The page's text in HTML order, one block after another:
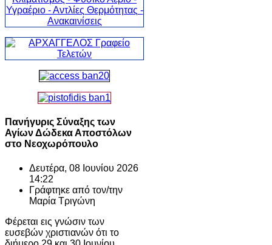
Πανήγυρις Σύναξης των
Αγίων Δώδεκα Αποστόλων
στο Νεοχωρόπουλο
Δευτέρα, 08 Ιουνίου 2026
14:22
Γράφτηκε από τον/την
Μαρία Τριγώνη
Φέρεται εις γνώσιν των
ευσεβών χριστιανών ότι το